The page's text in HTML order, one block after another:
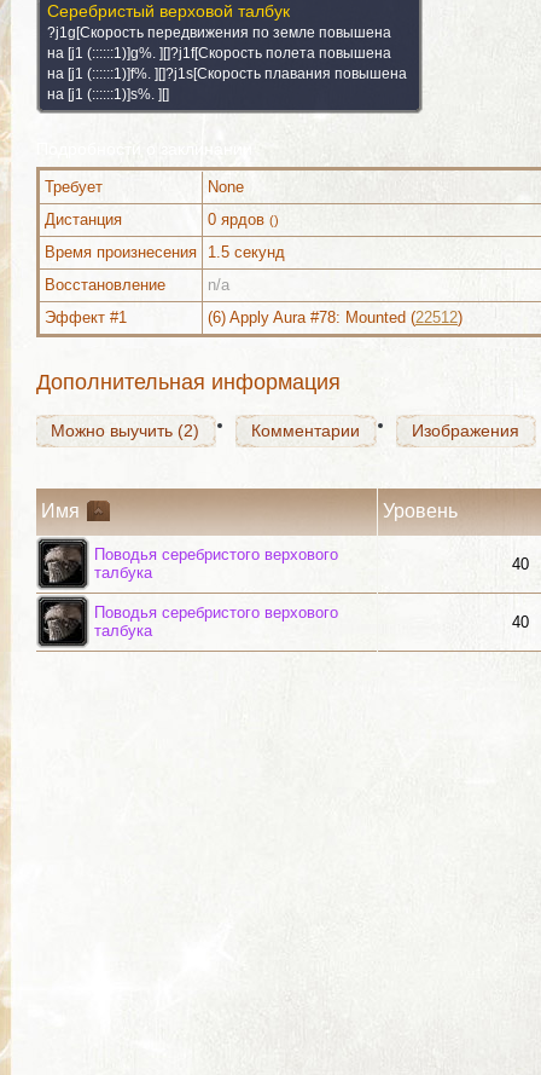
Серебристый верховой талбук
?j1g[Скорость передвижения по земле повышена
на [j1 (::::::1)]g%. ][]?j1f[Скорость полета повышена
на [j1 (::::::1)]f%. ][]?j1s[Скорость плавания повышена
на [j1 (::::::1)]s%. ][]
Требует
None
Дистанция
0 ярдов ()
Время произнесения
1.5 секунд
Восстановление
n/a
Эффект #1
(6) Apply Aura #78: Mounted (22512)
Дополнительная информация
Можно выучить (2) Комментарии Изображения
Можно выучить (2) Комментарии Изображения
Можно выучить (2) Комментарии Изображения
Имя Уровень
Поводья серебристого верхового
талбука
40
Поводья серебристого верхового
талбука
40